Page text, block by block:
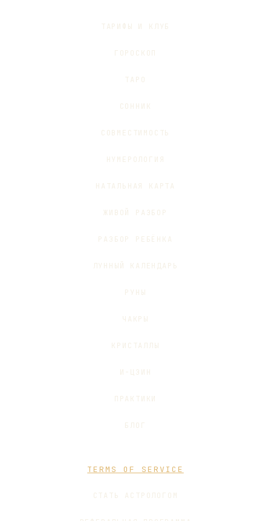
ТАРИФЫ И КЛУБ
ГОРОСКОП
ТАРО
СОННИК
СОВМЕСТИМОСТЬ
НУМЕРОЛОГИЯ
НАТАЛЬНАЯ КАРТА
ЖИВОЙ РАЗБОР
РАЗБОР РЕБЁНКА
ЛУННЫЙ КАЛЕНДАРЬ
РУНЫ
ЧАКРЫ
КРИСТАЛЛЫ
И-ЦЗИН
ПРАКТИКИ
БЛОГ
TERMS OF SERVICE
СТАТЬ АСТРОЛОГОМ